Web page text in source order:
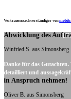
Vertrauenssachverständiger von
Abwicklung des
Winfried S. aus Simonsberg
Danke für das Gutachten.
detailliert und
in Anspruch nehmen!
Oliver B. aus Simonsberg